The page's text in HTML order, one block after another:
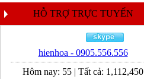
HỖ TRỢ TRỰC TUYẾN
hienhoa - 0905.556.556
Hôm nay: 55 | Tất cả: 1,112,450